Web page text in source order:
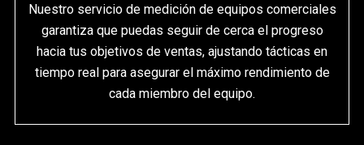
Nuestro servicio de medición de equipos comerciales
garantiza que puedas seguir de cerca el progreso
hacia tus objetivos de ventas, ajustando tácticas en
tiempo real para asegurar el máximo rendimiento de
cada miembro del equipo.